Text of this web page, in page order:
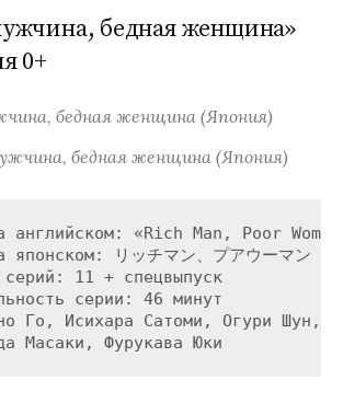
бедная женщина»
0+
бедная женщина (Япония)
английском: «Rich Man, Poor
японском: リッチマン、プアウーマン
серий: 11 + спецвыпуск
серии: 46 минут
Го, Исихара Сатоми, Огури Шун,